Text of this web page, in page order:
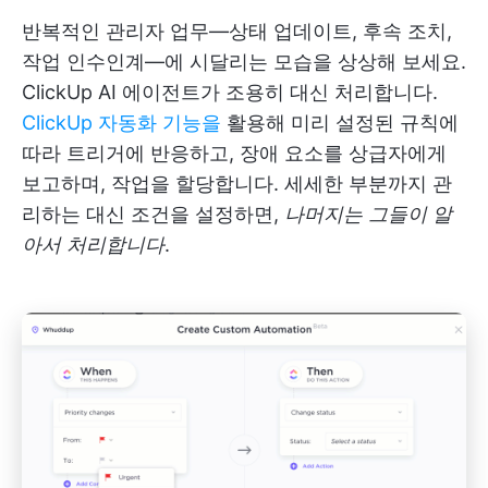
반복적인 관리자 업무—상태 업데이트, 후속 조치,
작업 인수인계—에 시달리는 모습을 상상해 보세요.
ClickUp AI 에이전트가 조용히 대신 처리합니다.
ClickUp 자동화 기능을 활용해 미리 설정된 규칙에
따라 트리거에 반응하고, 장애 요소를 상급자에게
보고하며, 작업을 할당합니다. 세세한 부분까지 관
리하는 대신 조건을 설정하면, 나머지는 그들이 알
아서 처리합니다.